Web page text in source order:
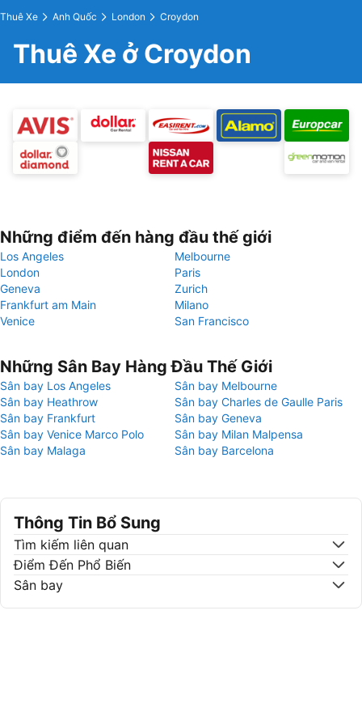
Thuê Xe Anh Quốc London Croydon
Thuê Xe ở Croydon
Những điểm đến hàng đầu thế giới
Los Angeles
Melbourne
London
Paris
Geneva
Zurich
Frankfurt am Main
Milano
Venice
San Francisco
Những Sân Bay Hàng Đầu Thế Giới
Sân bay Los Angeles
Sân bay Melbourne
Sân bay Heathrow
Sân bay Charles de Gaulle Paris
Sân bay Frankfurt
Sân bay Geneva
Sân bay Venice Marco Polo
Sân bay Milan Malpensa
Sân bay Malaga
Sân bay Barcelona
Thông Tin Bổ Sung
Tìm kiếm liên quan
Điểm Đến Phổ Biến
Sân bay